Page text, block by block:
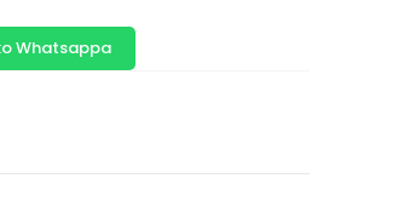
Whatsappa